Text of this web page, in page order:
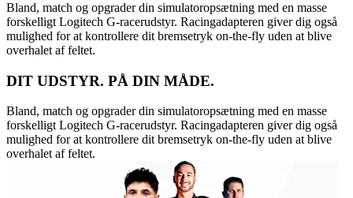
Bland, match og opgrader din simulatoropsætning med en masse
forskelligt Logitech G-racerudstyr. Racingadapteren giver dig også
mulighed for at kontrollere dit bremsetryk on-the-fly uden at blive
overhalet af feltet.
DIT UDSTYR. PÅ DIN MÅDE.
Bland, match og opgrader din simulatoropsætning med en masse
forskelligt Logitech G-racerudstyr. Racingadapteren giver dig også
mulighed for at kontrollere dit bremsetryk on-the-fly uden at blive
overhalet af feltet.